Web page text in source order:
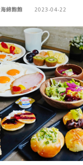
海綿飽飽 2023-04-22